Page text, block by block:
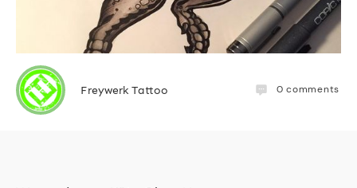
Freywerk Tattoo 0 comments